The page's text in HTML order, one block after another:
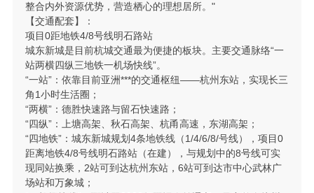
整合内外资源优势，营造栖心的理想居所。"
【交通配套】：
项目0距地铁4/8号线明石路站
城东新城是目前杭城交通最为便捷的板块。主要交通脉络“一
站两横四纵三地铁一机场快线”。
“一站”：依靠目前亚洲***的交通枢纽——杭州东站，实现长三
角1小时生活圈；
“两横”：德胜快速路与留石快速路；
“四纵”：上塘高架、秋石高架、杭甬高速，东湖高架；
“四地铁”：城东新城规划4条地铁线（1/4/6/8/号线），项目0
距离地铁4/8号线明石路站（在建），与规划中的8号线可实
现同站换乘，2站可到达杭州东站，6站可到达市中心武林广
场站和万象城；